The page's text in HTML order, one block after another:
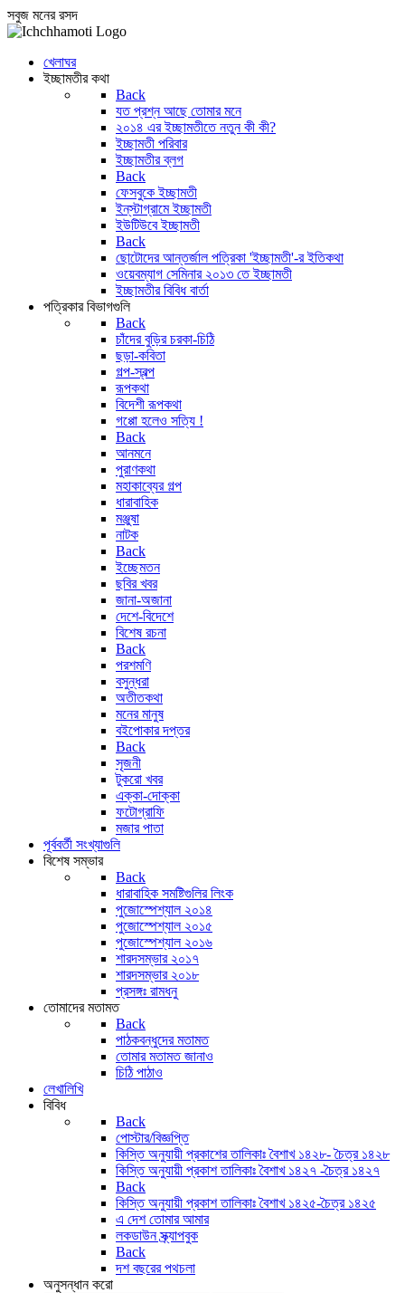
সবুজ মনের রসদ
খেলাঘর
ইচ্ছামতীর কথা
Back
যত প্রশ্ন আছে তোমার মনে
২০১৪ এর ইচ্ছামতীতে নতুন কী কী?
ইচ্ছামতী পরিবার
ইচ্ছামতীর ব্লগ
Back
ফেসবুকে ইচ্ছামতী
ইন্‌স্টাগ্রামে ইচ্ছামতী
ইউটিউবে ইচ্ছামতী
Back
ছোটোদের আন্তর্জাল পত্রিকা 'ইচ্ছামতী'-র ইতিকথা
ওয়েবম্যাগ সেমিনার ২০১৩ তে ইচ্ছামতী
ইচ্ছামতীর বিবিধ বার্তা
পত্রিকার বিভাগগুলি
Back
চাঁদের বুড়ির চরকা-চিঠি
ছড়া-কবিতা
গল্প-স্বল্প
রূপকথা
বিদেশী রূপকথা
গপ্পো হলেও সত্যি !
Back
আনমনে
পুরাণকথা
মহাকাব্যের গল্প
ধারাবাহিক
মঞ্জুষা
নাটক
Back
ইচ্ছেমতন
ছবির খবর
জানা-অজানা
দেশে-বিদেশে
বিশেষ রচনা
Back
পরশমণি
বসুন্ধরা
অতীতকথা
মনের মানুষ
বইপোকার দপ্তর
Back
সৃজনী
টুকরো খবর
এক্কা-দোক্কা
ফটোগ্রাফি
মজার পাতা
পূর্ববর্তী সংখ্যাগুলি
বিশেষ সম্ভার
Back
ধারাবাহিক সমষ্টিগুলির লিংক
পুজোস্পেশ্যাল ২০১৪
পুজোস্পেশ্যাল ২০১৫
পুজোস্পেশ্যাল ২০১৬
শারদসম্ভার ২০১৭
শারদসম্ভার ২০১৮
প্রসঙ্গঃ রামধনু
তোমাদের মতামত
Back
পাঠকবন্ধুদের মতামত
তোমার মতামত জানাও
চিঠি পাঠাও
লেখালিখি
বিবিধ
Back
পোস্টার/বিজ্ঞপ্তি
কিস্তি অনুযায়ী প্রকাশের তালিকাঃ বৈশাখ ১৪২৮- চৈত্র ১৪২৮
কিস্তি অনুযায়ী প্রকাশ তালিকাঃ বৈশাখ ১৪২৭ -চৈত্র ১৪২৭
Back
কিস্তি অনুযায়ী প্রকাশ তালিকাঃ বৈশাখ ১৪২৫-চৈত্র ১৪২৫
এ দেশ তোমার আমার
লকডাউন স্ক্র্যাপবুক
Back
দশ বছরের পথচলা
অনুসন্ধান করো